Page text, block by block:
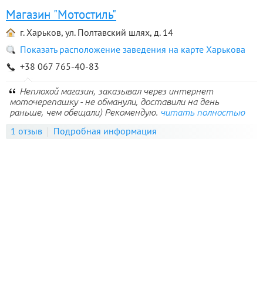
Магазин "Мотостиль"
г. Харьков, ул. Полтавский шлях, д. 14
Показать расположение заведения на карте Харькова
+38 067 765-40-83
Неплохой магазин, заказывал через интернет
моточерепашку - не обманули, доставили на день
раньше, чем обещали) Рекомендую. читать полностью
1 отзыв Подробная информация